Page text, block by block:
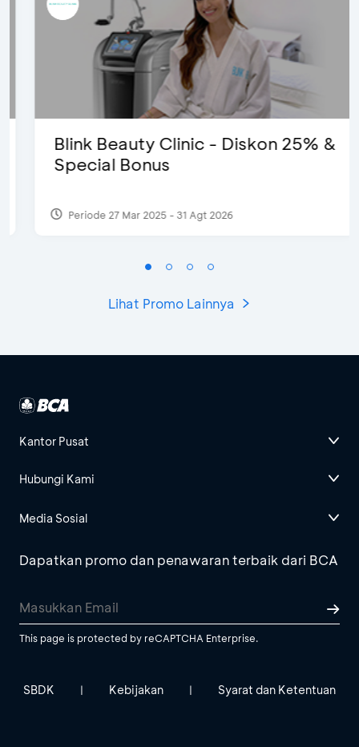
Blink Beauty Clinic - Diskon 25% &
Special Bonus
Periode 27 Mar 2025 - 31 Agt 2026
Lihat Promo Lainnya
Kantor Pusat
Hubungi Kami
Media Sosial
Dapatkan promo dan penawaran terbaik dari BCA
This page is protected by reCAPTCHA Enterprise.
SBDK | Kebijakan | Syarat dan Ketentuan